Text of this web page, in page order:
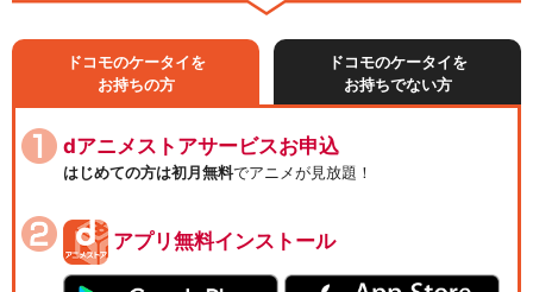
ドコモのケータイを
お持ちの方
ドコモのケータイを
お持ちでない方
dアニメストアサービスお申込
はじめての方は初月無料でアニメが見放題！
アプリ無料インストール